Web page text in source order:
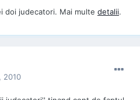
doi judecatori. Mai multe detalii.
2010